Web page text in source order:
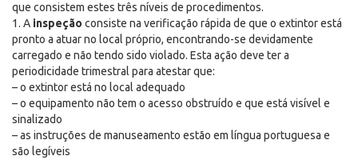
que consistem estes três níveis de procedimentos.
1. A inspeção consiste na verificação rápida de que o extintor está
pronto a atuar no local próprio, encontrando-se devidamente
carregado e não tendo sido violado. Esta ação deve ter a
periodicidade trimestral para atestar que:
– o extintor está no local adequado
– o equipamento não tem o acesso obstruído e que está visível e
sinalizado
– as instruções de manuseamento estão em língua portuguesa e
são legíveis